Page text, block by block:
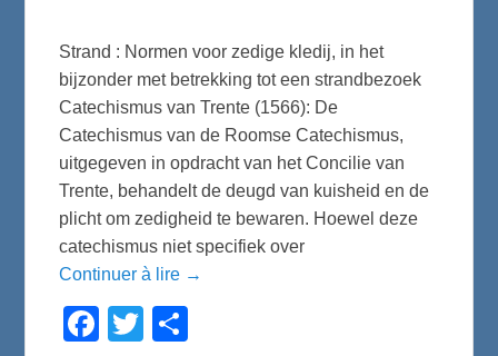
Strand : Normen voor zedige kledij, in het
bijzonder met betrekking tot een strandbezoek
Catechismus van Trente (1566): De
Catechismus van de Roomse Catechismus,
uitgegeven in opdracht van het Concilie van
Trente, behandelt de deugd van kuisheid en de
plicht om zedigheid te bewaren. Hoewel deze
catechismus niet specifiek over
Continuer à lire →
F
T